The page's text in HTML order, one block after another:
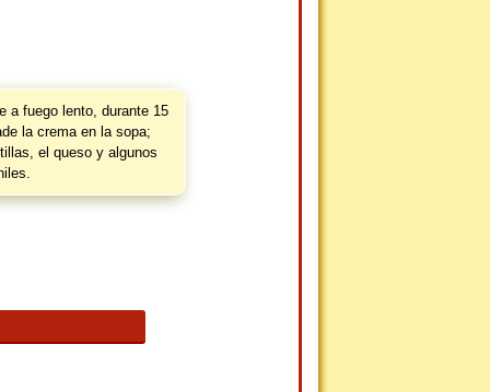
a fuego lento, durante 15
la crema en la sopa;
el queso y algunos